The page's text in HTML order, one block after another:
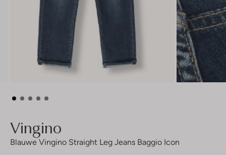
Vingino
Blauwe Vingino Straight Leg Jeans Baggio Icon